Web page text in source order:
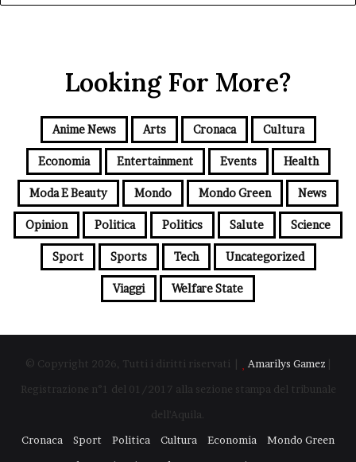
Looking For More?
Anime News Arts Cronaca Cultura
Economia Entertainment Events Health
Moda E Beauty Mondo Mondo Green News
Opinion Politica Politics Salute Science
Sport Sports Tech Uncategorized
Viaggi Welfare State
© Copyright 2026, Tutti i diritti riservati | Amarilys Gamez
Registrazione n°1 del 01/2017 alla sezione stampa del tribunale
dell'Aquila.
Cronaca
Sport Politica Cultura Economia
Mondo Green